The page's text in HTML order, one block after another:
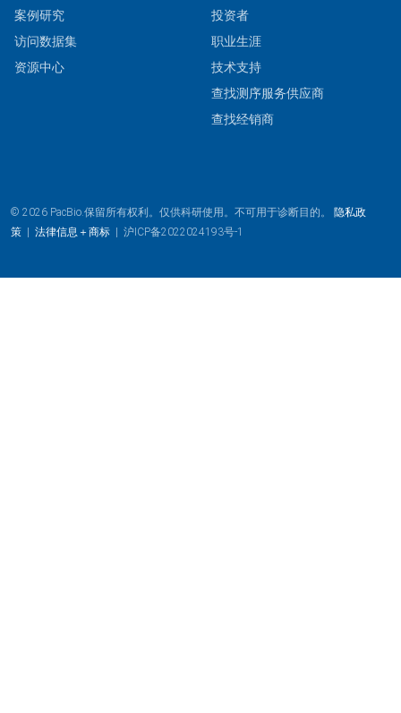
案例研究
访问数据集
资源中心
投资者
职业生涯
技术支持
查找测序服务供应商
查找经销商
© 2026 PacBio.保留所有权利。仅供科研使用。不可用于诊断目的。 隐私政
策 | 法律信息＋商标 | 沪ICP备2022024193号-1